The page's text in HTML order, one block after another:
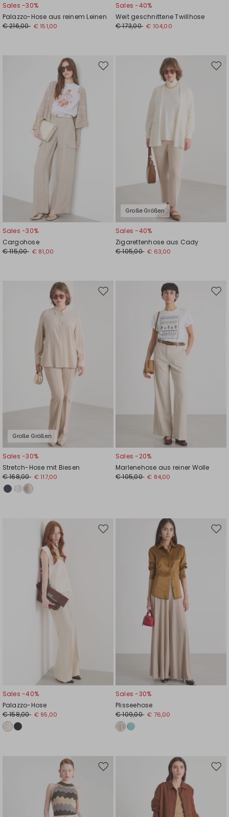
Sales -30%
Palazzo-Hose aus reinem Leinen
€ 216,00 € 151,00
Sales -40%
Weit geschnittene Twillhose
€ 173,00 € 104,00
Auf
Sales -30%
Cargohose
€ 115,00 € 81,00
Große Größen
Auf
Sales -40%
Zigarettenhose aus Cady
€ 105,00 € 63,00
Große Größen
Auf
Sales -30%
Stretch-Hose mit Biesen
€ 168,00 € 117,00
Auf
Sales -20%
Marlenehose aus reiner Wolle
€ 105,00 € 84,00
Auf
Sales -40%
Palazzo-Hose
€ 158,00 € 95,00
Auf
Sales -30%
Plisseehose
€ 109,00 € 76,00
Auf
Auf